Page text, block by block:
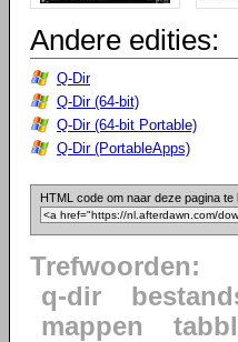
Andere edities:
Q-Dir
Q-Dir (64-bit)
Q-Dir (64-bit Portable)
Q-Dir (PortableApps)
HTML code om naar deze pagina te
Trefwoorden:
q-dir
mappen